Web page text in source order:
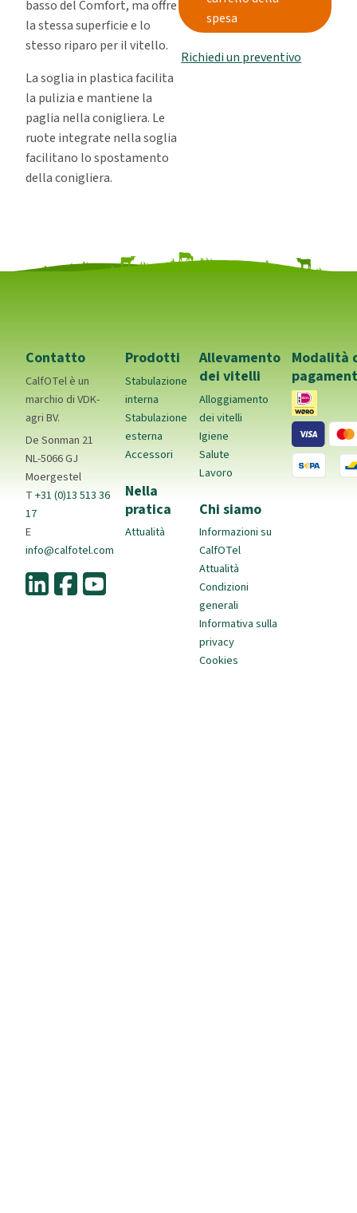
basso del Comfort, ma offre
la stessa superficie e lo
stesso riparo per il vitello.
La soglia in plastica facilita
la pulizia e mantiene la
paglia nella conigliera. Le
ruote integrate nella soglia
facilitano lo spostamento
della conigliera.
spesa
Richiedi un preventivo
Contatto
CalfOTel è un
marchio di VDK-
agri BV.
De Sonman 21
NL-5066 GJ
Moergestel
T+31 (0)13 513 36
17
E
info@calfotel.com
Prodotti
Stabulazione
interna
Stabulazione
esterna
Accessori
Nella
pratica
Attualità
Allevamento
dei vitelli
Alloggiamento
dei vitelli
Igiene
Salute
Lavoro
Chi siamo
Informazioni su
CalfOTel
Attualità
Condizioni
generali
Informativa sulla
privacy
Cookies
Modalità